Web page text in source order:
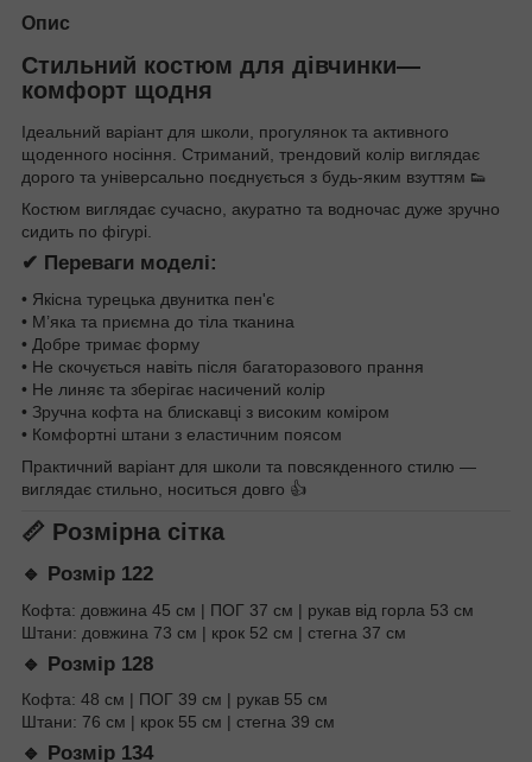
Опис
Стильний костюм для дівчинки—
комфорт щодня
Ідеальний варіант для школи, прогулянок та активного
щоденного носіння. Стриманий, трендовий колір виглядає
дорого та універсально поєднується з будь-яким взуттям 👟
Костюм виглядає сучасно, акуратно та водночас дуже зручно
сидить по фігурі.
✔ Переваги моделі:
• Якісна турецька двунитка пен'є
• М’яка та приємна до тіла тканина
• Добре тримає форму
• Не скочується навіть після багаторазового прання
• Не линяє та зберігає насичений колір
• Зручна кофта на блискавці з високим коміром
• Комфортні штани з еластичним поясом
Практичний варіант для школи та повсякденного стилю —
виглядає стильно, носиться довго 👍
📏 Розмірна сітка
🔹 Розмір 122
Кофта: довжина 45 см | ПОГ 37 см | рукав від горла 53 см
Штани: довжина 73 см | крок 52 см | стегна 37 см
🔹 Розмір 128
Кофта: 48 см | ПОГ 39 см | рукав 55 см
Штани: 76 см | крок 55 см | стегна 39 см
🔹 Розмір 134